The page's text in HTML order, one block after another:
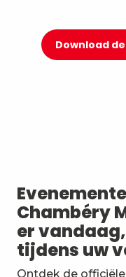
Download
Jidé Waro en
Vendredis en
Les Noces de
7ème Symposium
Initiation à la
Esc'apéro aux
Chambéry
er
tijdens uw
Ontdek de